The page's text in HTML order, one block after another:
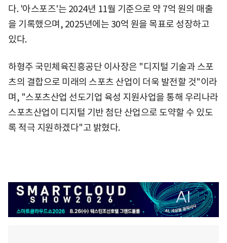
다. '아스포즈'는 2024년 11월 기준으로 약 7억 원의 매출
을 기록했으며, 2025년에는 30억 원을 목표로 성장하고
있다.
하형주 국민체육진흥공단 이사장은 "디지털 기술과 스포
츠의 결합으로 미래의 스포츠 산업이 더욱 발전할 것"이라
며, "스포츠산업 선도기업 육성 지원사업을 통해 우리나라
스포츠산업이 디지털 기반 첨단 산업으로 도약할 수 있도
록 적극 지원하겠다"고 밝혔다.